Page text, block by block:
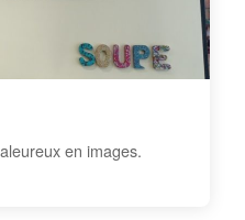
en images.